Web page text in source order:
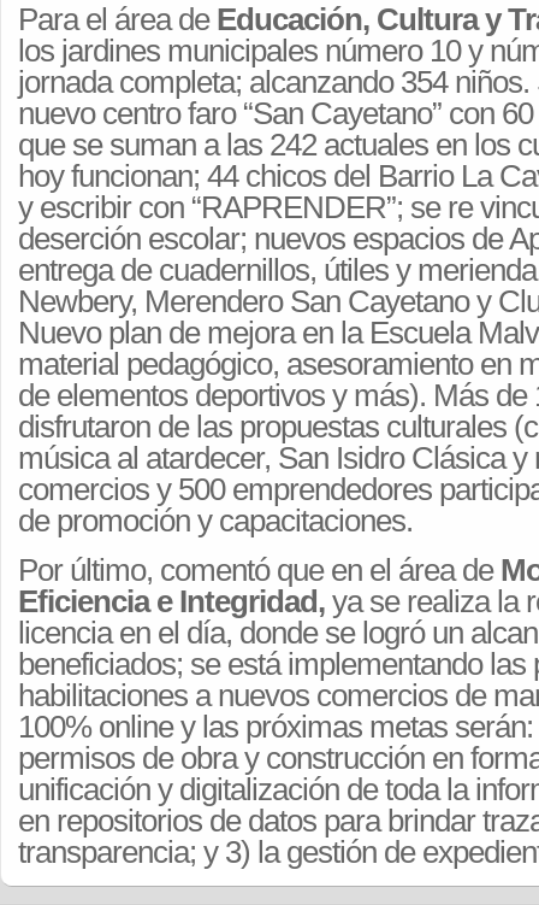
Para el área de Educación, Cultura y
los jardines municipales número 10 y
jornada completa; alcanzando 354
nuevo centro faro “San Cayetano” con
que se suman a las 242 actuales en los
hoy funcionan; 44 chicos del Barrio La
y escribir con “RAPRENDER”; se re
deserción escolar; nuevos espacios de
entrega de cuadernillos, útiles y
Newbery, Merendero San Cayetano y
Nuevo plan de mejora en la Escuela
material pedagógico, asesoramiento en
de elementos deportivos y más). Más de
disfrutaron de las propuestas culturales
música al atardecer, San Isidro Clásica y
comercios y 500 emprendedores
de promoción y capacitaciones.
Por último, comentó que en el área de
Eficiencia e Integridad, ya se realiza la
licencia en el día, donde se logró un
beneficiados; se está implementando las
habilitaciones a nuevos comercios de
100% online y las próximas metas
permisos de obra y construcción en
unificación y digitalización de toda la
en repositorios de datos para brindar
transparencia; y 3) la gestión de